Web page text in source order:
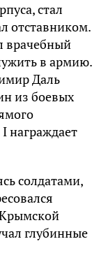
стал
отставником.
врачебный
в армию.
Даль
из боевых
награждает
солдатами,
глубинные